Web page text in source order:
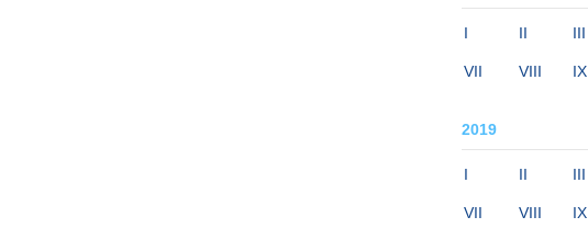
I II III
VII VIII IX
2019
I II III
VII VIII IX